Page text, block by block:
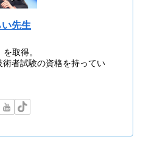
先生
取得。
者試験の資格を持ってい